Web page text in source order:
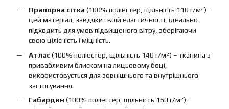
Прапорна сітка (100% поліестер, щільність 110 г/м²) –
цей матеріал, завдяки своїй еластичності, ідеально
підходить для умов підвищеного вітру, зберігаючи
свою цілісність і міцність.
Атлас(100% поліестер, щільність 140 г/м²) – тканина з
привабливим блиском на лицьовому боці,
використовується для зовнішнього та внутрішнього
застосування.
Габардин (100% поліестер, щільність 160 г/м²) –